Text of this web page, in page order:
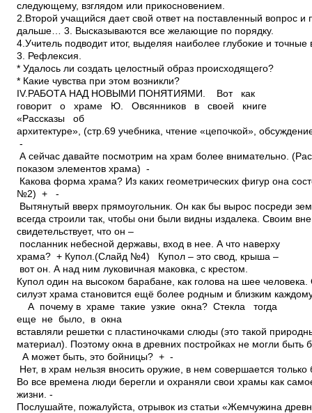
следующему, взглядом или прикосновением.
2.Второй учащийся дает свой ответ на поставленный вопрос и
дальше… 3. Высказываются все желающие по порядку.
4.Учитель подводит итог, выделяя наиболее глубокие и точные
3. Рефлексия.
* Удалось ли создать целостный образ происходящего?
* Какие чувства при этом возникли?
IV.РАБОТА НАД НОВЫМИ ПОНЯТИЯМИ. ­ Вот как
говорит о храме Ю. Овсянников в своей книге
«Рассказы об
архитектуре», (стр.69 учебника, чтение «цепочкой»,
­
А сейчас давайте посмотрим на храм более внимательно.
показом элементов храма) ­
Какова форма храма? Из каких геометрических фигур она
№2) + ­
Вытянутый вверх прямоугольник. Он как бы вырос посреди
всегда строили так, чтобы они были видны издалека. Своим
свидетельствует, что он –
посланник небесной державы, вход в нее. А что наверху
храма? + Купол.(Слайд №4) ­ Купол – это свод, крыша –
вот он. А над ним луковичная маковка, с крестом.
Купол один на высоком барабане, как голова на шее человека.
силуэт храма становится ещё более родным и близким
­ А почему в храме такие узкие окна? Стекла тогда
еще не было, в окна
вставляли решетки с пластиночками слюды (это такой
материал). Поэтому окна в древних постройках не могли быть
­ А может быть, это бойницы? + ­
Нет, в храм нельзя вносить оружие, в нем совершается только
Во все времена люди берегли и охраняли свои храмы как
жизни. ­
Послушайте, пожалуйста, отрывок из статьи «Жемчужина